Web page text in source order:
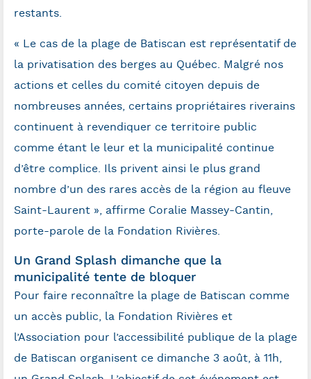
restants.
« Le cas de la plage de Batiscan est représentatif de
la privatisation des berges au Québec. Malgré nos
actions et celles du comité citoyen depuis de
nombreuses années, certains propriétaires riverains
continuent à revendiquer ce territoire public
comme étant le leur et la municipalité continue
d’être complice. Ils privent ainsi le plus grand
nombre d’un des rares accès de la région au fleuve
Saint-Laurent », affirme Coralie Massey-Cantin,
porte-parole de la Fondation Rivières.
Un Grand Splash dimanche que la
municipalité tente de bloquer
Pour faire reconnaître la plage de Batiscan comme
un accès public, la Fondation Rivières et
l’Association pour l’accessibilité publique de la plage
de Batiscan organisent ce dimanche 3 août, à 11h,